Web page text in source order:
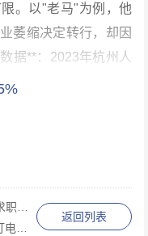
。以"老马"为例，他
萎缩决定转行，却因
据**：2023年杭州人
经理、新媒体运营等
政岗位供需比为1:2。
"技能重构"** 老马的
及"如何用SQL提取用
暴露了传统行业从业
返回列表
析
情